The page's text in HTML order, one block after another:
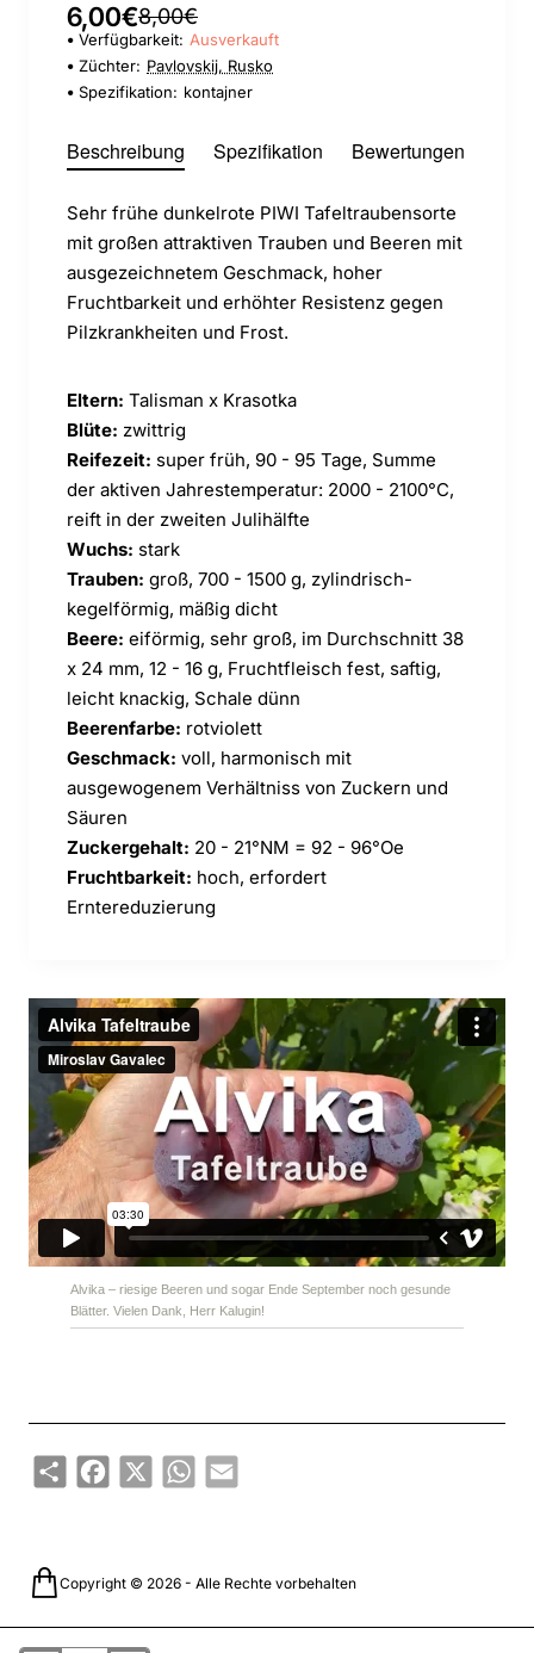
6,00€8,00€
Verfügbarkeit: Ausverkauft
Züchter: Pavlovskij, Rusko
Spezifikation: kontajner
Beschreibung Spezifikation Bewertungen
Sehr frühe dunkelrote PIWI Tafeltraubensorte
mit großen attraktiven Trauben und Beeren mit
ausgezeichnetem Geschmack, hoher
Fruchtbarkeit und erhöhter Resistenz gegen
Pilzkrankheiten und Frost.
Eltern: Talisman x Krasotka
Blüte: zwittrig
Reifezeit: super früh, 90 - 95 Tage, Summe
der aktiven Jahrestemperatur: 2000 - 2100°C,
reift in der zweiten Julihälfte
Wuchs: stark
Trauben: groß, 700 - 1500 g, zylindrisch-
kegelförmig, mäßig dicht
Beere: eiförmig, sehr groß, im Durchschnitt 38
x 24 mm, 12 - 16 g, Fruchtfleisch fest, saftig,
leicht knackig, Schale dünn
Beerenfarbe: rotviolett
Geschmack: voll, harmonisch mit
ausgewogenem Verhältniss von Zuckern und
Säuren
Zuckergehalt: 20 - 21°NM = 92 - 96°Oe
Fruchtbarkeit: hoch, erfordert
Erntereduzierung
Alvika – riesige Beeren und sogar Ende September noch gesunde
Blätter. Vielen Dank, Herr Kalugin!
ShareFacebook
X WhatsApp
Email
Copyright © 2026 - Alle Rechte vorbehalten